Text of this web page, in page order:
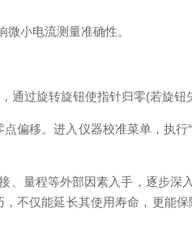
小电流测量准确性。
过旋转旋钮使指针归零(若旋钮
移。进入仪器校准菜单，执行
量程等外部因素入手，逐步深
不仅能延长其使用寿命，更能